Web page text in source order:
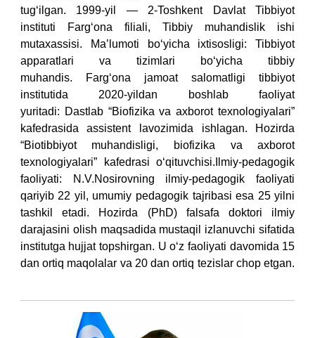
tug‘ilgan. 1999-yil — 2-Toshkent Davlat Tibbiyot
instituti Farg‘ona filiali, Tibbiy muhandislik ishi
mutaxassisi.
Maʼlumoti bo‘yicha ixtisosligi: Tibbiyot
apparatlari va tizimlari bo‘yicha tibbiy
muhandis.
Farg‘ona jamoat salomatligi tibbiyot
institutida 2020-yildan boshlab faoliyat
yuritadi: Dastlab “Biofizika va axborot texnologiyalari”
kafedrasida assistent lavozimida ishlagan.
Hozirda
“Biotibbiyot muhandisligi, biofizika va axborot
texnologiyalari” kafedrasi o‘qituvchisi. Ilmiy-pedagogik
faoliyati:
N.V.Nosirovning ilmiy-pedagogik faoliyati
qariyib 22 yil, umumiy pedagogik tajribasi esa 25 yilni
tashkil etadi. Hozirda (PhD) falsafa doktori ilmiy
darajasini olish maqsadida mustaqil izlanuvchi sifatida
institutga hujjat topshirgan. U o‘z faoliyati davomida 15
dan ortiq maqolalar va 20 dan ortiq tezislar chop etgan.​